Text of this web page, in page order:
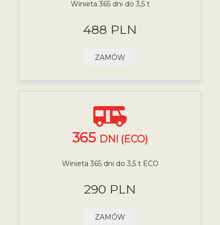
Winieta 365 dni do 3,5 t
488 PLN
ZAMÓW
365 DNI (ECO)
Winieta 365 dni do 3,5 t ECO
290 PLN
ZAMÓW